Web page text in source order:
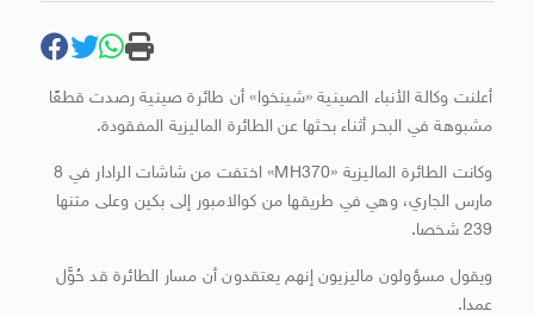
أعلنت وكالة الأنباء الصينية «شينخوا» أن طائرة صينية رصدت قطعًا
مشبوهة في البحر أثناء بحثها عن الطائرة الماليزية المفقودة.
وكانت الطائرة الماليزية «MH370» اختفت من شاشات الرادار في 8
مارس الجاري، وهي في طريقها من كوالامبور إلى بكين وعلى متنها
239 شخصا.
ويقول مسؤولون ماليزيون إنهم يعتقدون أن مسار الطائرة قد حُوَّل
عمدا.